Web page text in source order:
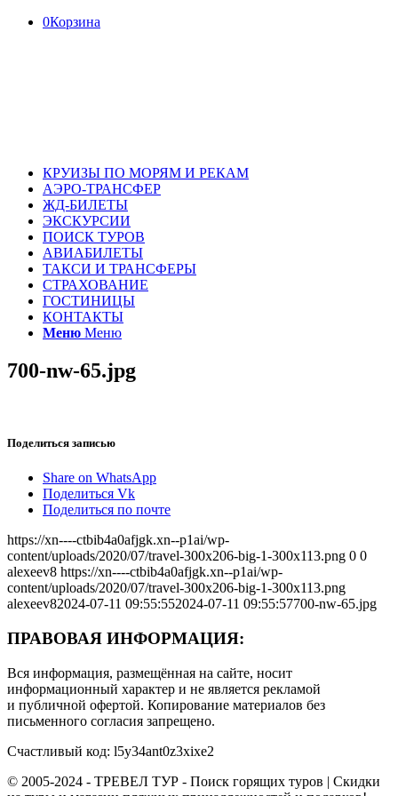
0Корзина
КРУИЗЫ ПО МОРЯМ И РЕКАМ
АЭРО-ТРАНСФЕР
ЖД-БИЛЕТЫ
ЭКСКУРСИИ
ПОИСК ТУРОВ
АВИАБИЛЕТЫ
ТАКСИ И ТРАНСФЕРЫ
СТРАХОВАНИЕ
ГОСТИНИЦЫ
КОНТАКТЫ
Меню Меню
700-nw-65.jpg
Поделиться записью
Share on WhatsApp
Поделиться Vk
Поделиться по почте
https://xn----ctbib4a0afjgk.xn--p1ai/wp-
content/uploads/2020/07/travel-300x206-big-1-300x113.png 0 0
alexeev8 https://xn----ctbib4a0afjgk.xn--p1ai/wp-
content/uploads/2020/07/travel-300x206-big-1-300x113.png
alexeev82024-07-11 09:55:552024-07-11 09:55:57700-nw-65.jpg
ПРАВОВАЯ ИНФОРМАЦИЯ:
Вся информация, размещённая на сайте, носит
информационный характер и не является рекламой
и публичной офертой. Копирование материалов без
письменного согласия запрещено.
Счастливый код: l5y34ant0z3xixe2
© 2005-2024 - ТРЕВЕЛ ТУР - Поиск горящих туров | Скидки